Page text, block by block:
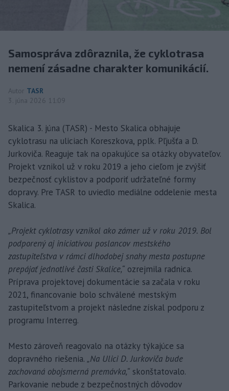
Samospráva zdôraznila, že cyklotrasa
nemení zásadne charakter komunikácií.
Autor TASR
3. júna 2026 11:09
Skalica 3. júna (TASR) - Mesto Skalica obhajuje
cyklotrasu na uliciach Koreszkova, pplk. Pľjušťa a D.
Jurkoviča. Reaguje tak na opakujúce sa otázky obyvateľov.
Projekt vznikol už v roku 2019 a jeho cieľom je zvýšiť
bezpečnosť cyklistov a podporiť udržateľné formy
dopravy. Pre TASR to uviedlo mediálne oddelenie mesta
Skalica.
„Projekt cyklotrasy vznikol ako zámer už v roku 2019. Bol
podporený aj iniciatívou poslancov mestského
zastupiteľstva v rámci dlhodobej snahy mesta postupne
prepájať jednotlivé časti Skalice,“ ozrejmila radnica.
Príprava projektovej dokumentácie sa začala v roku
2021, financovanie bolo schválené mestským
zastupiteľstvom a projekt následne získal podporu z
programu Interreg.
Mesto zároveň reagovalo na otázky týkajúce sa
dopravného riešenia. „Na Ulici D. Jurkoviča bude
zachovaná obojsmerná premávka,“ skonštatovalo.
Parkovanie nebude z bezpečnostných dôvodov